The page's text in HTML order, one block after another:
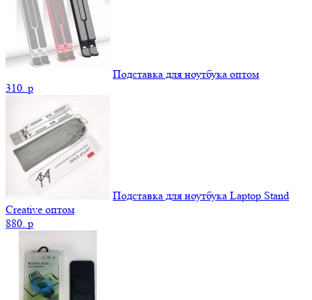
Подставка для ноутбука оптом
310. p
Подставка для ноутбука Laptop Stand
Creative оптом
880. p